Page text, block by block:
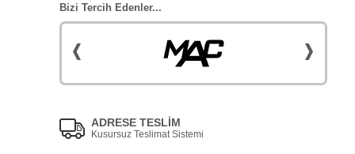
Bizi Tercih Edenler...
ADRESE TESLİM
Kusursuz Teslimat Sistemi